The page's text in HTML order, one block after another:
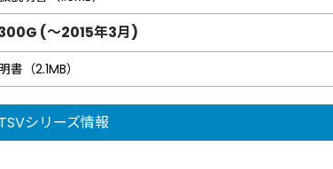
(～2015年3月)
（2.1MB）
シリーズ情報